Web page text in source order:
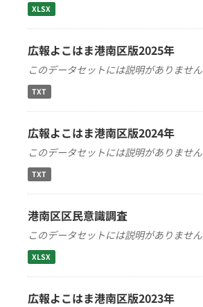
XLSX
広報よこはま港南区版2025年
このデータセットには説明がありません
TXT
広報よこはま港南区版2024年
このデータセットには説明がありません
TXT
港南区区民意識調査
このデータセットには説明がありません
XLSX
広報よこはま港南区版2023年